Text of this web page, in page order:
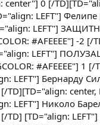
center"] 0 [/
LEFT"] Фелипе
LEFT"]
#AFEEEE"] -2
LEFT"]
#AFEEEE"] 1
Бернарду
TD][TD="align:
Николо
[/TD] [TD="align: